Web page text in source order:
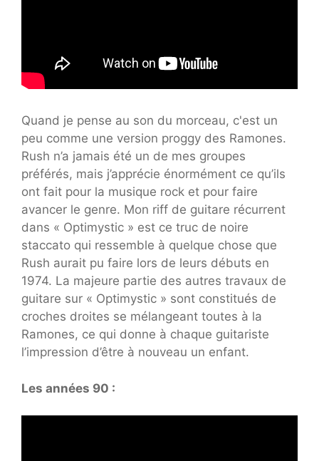
Quand je pense au son du morceau, c'est un
peu comme une version proggy des Ramones.
Rush n’a jamais été un de mes groupes
préférés, mais j’apprécie énormément ce qu’ils
ont fait pour la musique rock et pour faire
avancer le genre. Mon riff de guitare récurrent
dans « Optimystic » est ce truc de noire
staccato qui ressemble à quelque chose que
Rush aurait pu faire lors de leurs débuts en
1974. La majeure partie des autres travaux de
guitare sur « Optimystic » sont constitués de
croches droites se mélangeant toutes à la
Ramones, ce qui donne à chaque guitariste
l’impression d’être à nouveau un enfant.
Les années 90 :